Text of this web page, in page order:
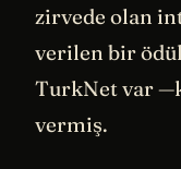
zirvede olan
verilen bir
TurkNet var
vermiş.